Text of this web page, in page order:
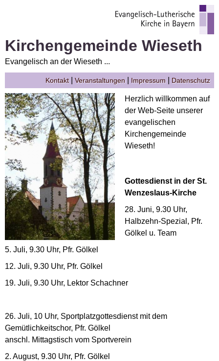
Kirchengemeinde Wieseth
Evangelisch an der Wieseth ...
Kontakt| Veranstaltungen Impressum Datenschutz
Herzlich willkommen auf
der Web-Seite unserer
evangelischen
Kirchengemeinde
Wieseth!
Gottesdienst in der St.
Wenzeslaus-Kirche
28. Juni, 9.30 Uhr,
Halbzehn-Spezial, Pfr.
Gölkel u. Team
5. Juli, 9.30 Uhr, Pfr. Gölkel
12. Juli, 9.30 Uhr, Pfr. Gölkel
19. Juli, 9.30 Uhr, Lektor Schachner
26. Juli, 10 Uhr, Sportplatzgottesdienst mit dem
Gemütlichkeitschor, Pfr. Gölkel
anschl. Mittagstisch vom Sportverein
2. August, 9.30 Uhr, Pfr. Gölkel